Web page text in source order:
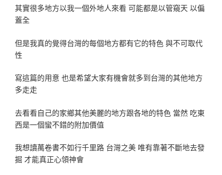
其實很多地方以我一個外地人來看 可能都是以管窺天 以偏
蓋全
但是我真的覺得台灣的每個地方都有它的特色 與不可取代
性
寫這篇的用意 也是希望大家有機會就多到台灣的其他地方
多走走
去看看自己的家鄉其他美麗的地方跟各地的特色 當然 吃東
西是一個蠻不錯的附加價值
我想讀萬卷書不如行千里路 台灣之美 唯有靠著不斷地去發
掘 才能真正心領神會